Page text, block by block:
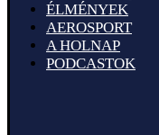
ÉLMÉNYEK
AEROSPORT
A HOLNAP
PODCASTOK